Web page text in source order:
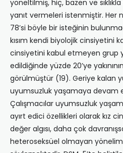
yöneltilmiş, hiç, bazen ve
yanıt vermeleri istenmiştir. Her
78’si böyle bir isteğinin
kısım kendi biyolojik cinsiyetini
cinsiyetini kabul etmeyen grup
edildiğinde yüzde 20’ye
görülmüştür (19). Geriye kalan
uyumsuzluk yaşamaya devam
Çalışmacılar uyumsuzluk
ayırt edici özellikleri olarak kız
değer algısı, daha çok
heteroseksüel olmayan